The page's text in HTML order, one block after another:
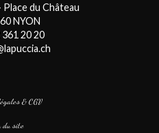
du Château
NYON
20 20
& CGV
du site